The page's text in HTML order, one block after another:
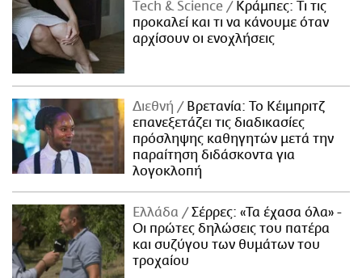
Τech & Science
Κράμπες: Τι τις
προκαλεί και τι να κάνουμε όταν
αρχίσουν οι ενοχλήσεις
Διεθνή
Βρετανία: Το Κέιμπριτζ
επανεξετάζει τις διαδικασίες
πρόσληψης καθηγητών μετά την
παραίτηση διδάσκοντα για
λογοκλοπή
Ελλάδα
Σέρρες: «Τα έχασα όλα» -
Οι πρώτες δηλώσεις του πατέρα
και συζύγου των θυμάτων του
τροχαίου